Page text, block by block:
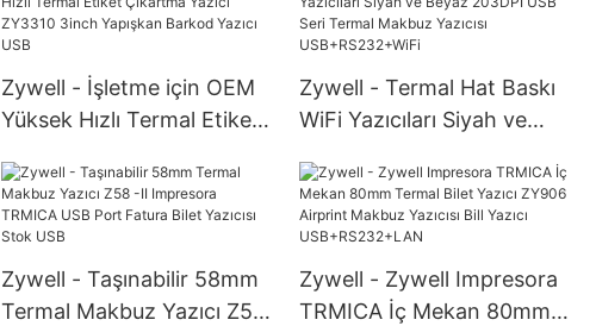
Zywell - İşletme için OEM
Yüksek Hızlı Termal Etiket
3inch Yapışkan Barkod
Yazıcı USB
Zywell - Termal Hat Baskı
WiFi Yazıcıları Siyah ve
Termal Makbuz Yazıcısı
USB+RS232+WiFi
Zywell - Taşınabilir 58mm
Termal Makbuz Yazıcı Z58
Zywell - Zywell Impresora
TRMICA İç Mekan 80mm